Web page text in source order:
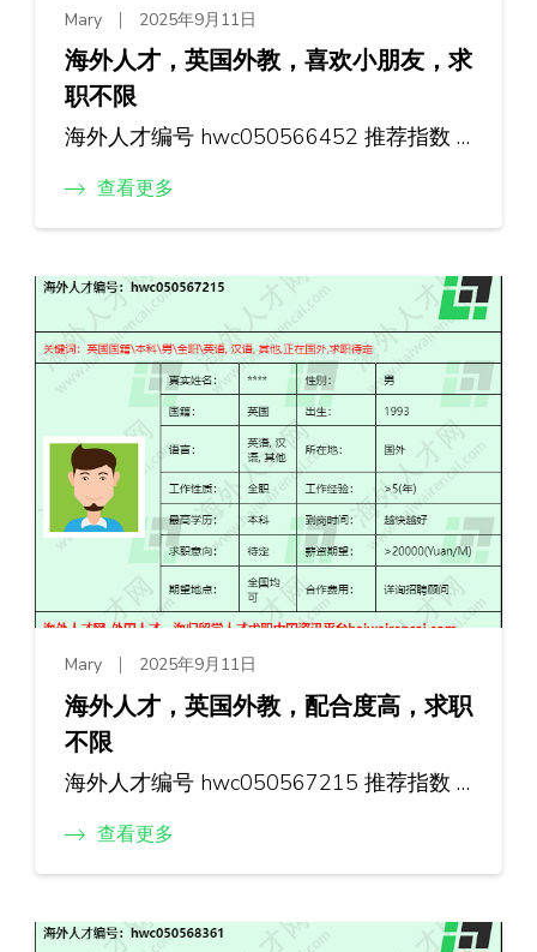
Mary 2025年9月11日
海外人才，英国外教，喜欢小朋友，求
职不限
海外人才编号 hwc050566452 推荐指数 …
查看更多
Mary 2025年9月11日
海外人才，英国外教，配合度高，求职
不限
海外人才编号 hwc050567215 推荐指数 …
查看更多